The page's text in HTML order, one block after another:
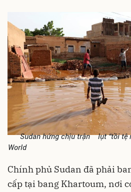
Sudan hứng chịu trận lụt “tồi tệ
World
Chính phủ Sudan đã phải
cấp tại bang Khartoum, nơi